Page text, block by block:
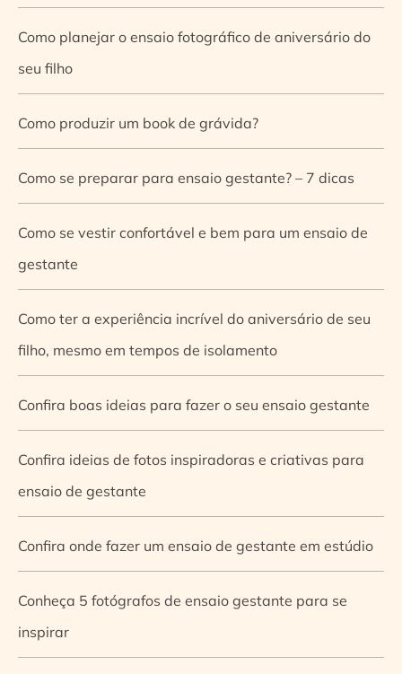
Como planejar o ensaio fotográfico de aniversário do
seu filho
Como produzir um book de grávida?
Como se preparar para ensaio gestante? – 7 dicas
Como se vestir confortável e bem para um ensaio de
gestante
Como ter a experiência incrível do aniversário de seu
filho, mesmo em tempos de isolamento
Confira boas ideias para fazer o seu ensaio gestante
Confira ideias de fotos inspiradoras e criativas para
ensaio de gestante
Confira onde fazer um ensaio de gestante em estúdio
Conheça 5 fotógrafos de ensaio gestante para se
inspirar